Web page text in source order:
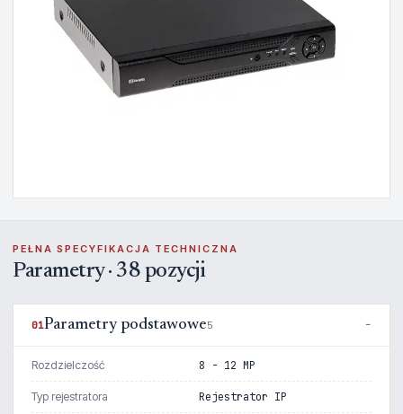
PEŁNA SPECYFIKACJA TECHNICZNA
Parametry · 38 pozycji
01Parametry podstawowe5
Rozdzielczość 8 - 12 MP
Typ rejestratora Rejestrator IP